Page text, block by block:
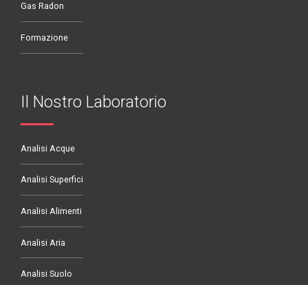
Gas Radon
Formazione
Il Nostro Laboratorio
Analisi Acque
Analisi Superfici
Analisi Alimenti
Analisi Aria
Analisi Suolo